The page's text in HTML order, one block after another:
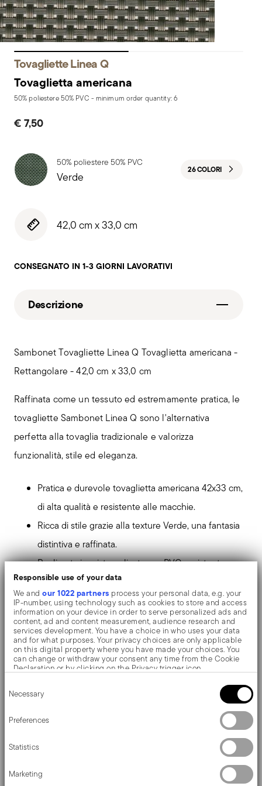
Responsible use of your data
We andour 1022 partners process your personal data, e.g. your
IP-number, using technology such as cookies to store and access
information on your device in order to serve personalized ads and
content, ad and content measurement, audience research and
services development. You have a choice in who uses your data
and for what purposes. Your privacy choices are only applicable
on this digital property where you have made your choices. You
can change or withdraw your consent any time from the Cookie
Declaration or by clicking on the Privacy trigger icon.
Collect information about your geographical location
Identify your device by actively scanning it for specific
characteristics (fingerprinting)
Find out more about how your personal data is processed and set
your preferences in the
We use cookies to personalise content and ads, to provide social
media features and to analyse our traffic. We also share
Selection
Necessary
Preferences
Statistics
Marketing
Tovagliette Linea Q
Tovaglietta americana
50% poliestere 50% PVC - minimum order quantity: 6
€ 7,50
50% poliestere 50% PVC
Verde 26 COLORI
42,0 cm x 33,0 cm
CONSEGNATO IN 1-3 GIORNI LAVORATIVI
Descrizione
Sambonet Tovagliette Linea Q Tovaglietta americana -
Rettangolare - 42,0 cm x 33,0 cm
Raffinata come un tessuto ed estremamente pratica, le
tovagliette Sambonet Linea Q sono l'alternativa
perfetta alla tovaglia tradizionale e valorizza
funzionalità, stile ed eleganza.
Pratica e durevole tovaglietta americana 42x33 cm,
di alta qualità e resistente alle macchie.
Ricca di stile grazie alla texture Verde, una fantasia
distintiva e raffinata.
Realizzata in misto poliestere e PVC: resistente,
antigraffio, durevole, antibatterico e antiscivolo.
Realizzata in tessuto misto poliestere e PVC,
materiale resistente, antigraffio, durevole,
antibatterico e antiscivolo. Igienica e facile da
pulire, lavabile con spazzola e acqua calda non
bollente.
Per una tavola trendy, per la colazione o per una cena a
due. Estremamente pratiche e gradevoli grazie alle
numerose trame e nuance di colore, con le tovagliette
giorno!